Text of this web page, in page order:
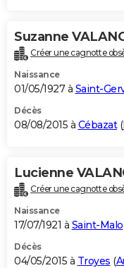
Suzanne
Créer une cagnotte
Naissance
01/05/1927 à Saint-
Décès
08/08/2015 à Cébazat(
Lucienne
Créer une cagnotte
Naissance
17/07/1921 à Saint-Malo
Décès
04/05/2015 à Troyes (